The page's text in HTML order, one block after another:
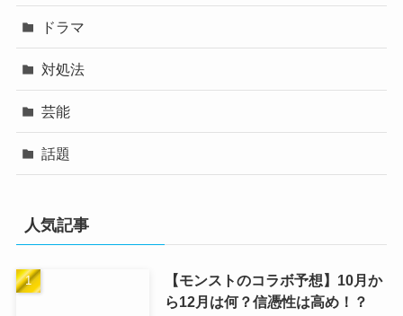
ドラマ
対処法
芸能
話題
人気記事
【モンストのコラボ予想】10月か
ら12月は何？信憑性は高め！？